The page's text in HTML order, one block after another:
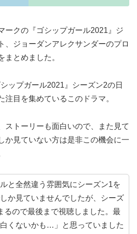
ークの『ゴシップガール2021』ジ
、ジョーダンアレクサンダーのプロ
まとめました。
ップガール2021』シーズン2の日
注目を集めているこのドラマ。
ストーリーも面白いので、また見て
か見ていない方は是非この機会に一
と全然違う雰囲気にシーズン1を
か見ていませんでしたが、シーズ
るので最後まで視聴しました。最
くないかも…」と思っていました